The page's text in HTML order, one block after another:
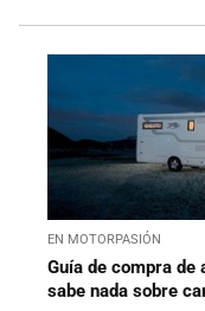
EN MOTORPASIÓN
Guía de compra de
sabe nada sobre